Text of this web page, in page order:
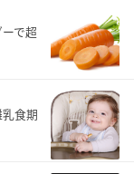
で超
食期